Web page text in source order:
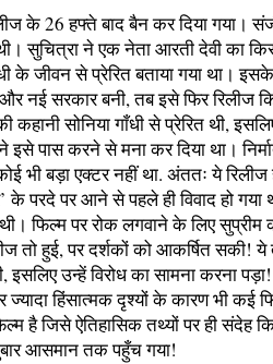
के 26 हफ्ते बाद बैन कर दिया गया।
सुचित्रा ने एक नेता आरती देवी का
के जीवन से प्रेरित बताया गया था।
सरकार बनी, तब इसे फिर रिलीज
कहानी सोनिया गाँधी से प्रेरित थी,
पास करने से मना कर दिया था।
भी बड़ा एक्टर नहीं था. अंततः ये रिलीज
परदे पर आने से पहले ही विवाद हो गया
फिल्म पर रोक लगवाने के लिए सुप्रीम
तो हुई, पर दर्शकों को आकर्षित सकी! ये
इसलिए उन्हें विरोध का सामना करना
हिंसात्मक दृश्यों के कारण भी कई
है जिसे ऐतिहासिक तथ्यों पर ही संदेह
आसमान तक पहुँच गया!